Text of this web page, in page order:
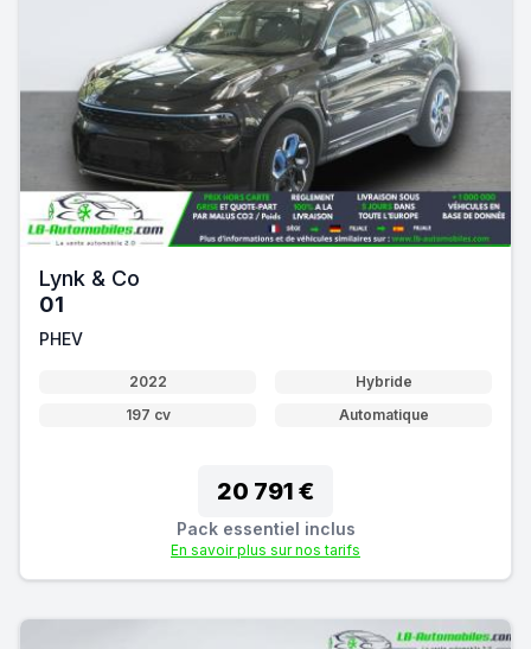
Lynk & Co
01
PHEV
2022
Hybride
197 cv
Automatique
20 791 €
Pack essentiel inclus
En savoir plus sur nos tarifs